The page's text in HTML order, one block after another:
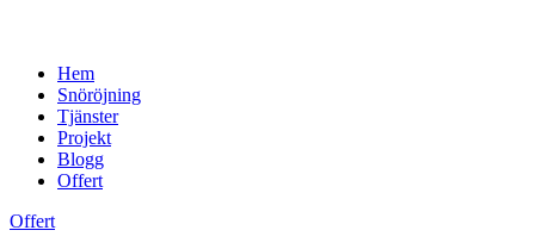
Hem
Snöröjning
Tjänster
Projekt
Blogg
Offert
Offert